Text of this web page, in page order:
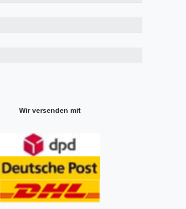
Wir versenden mit